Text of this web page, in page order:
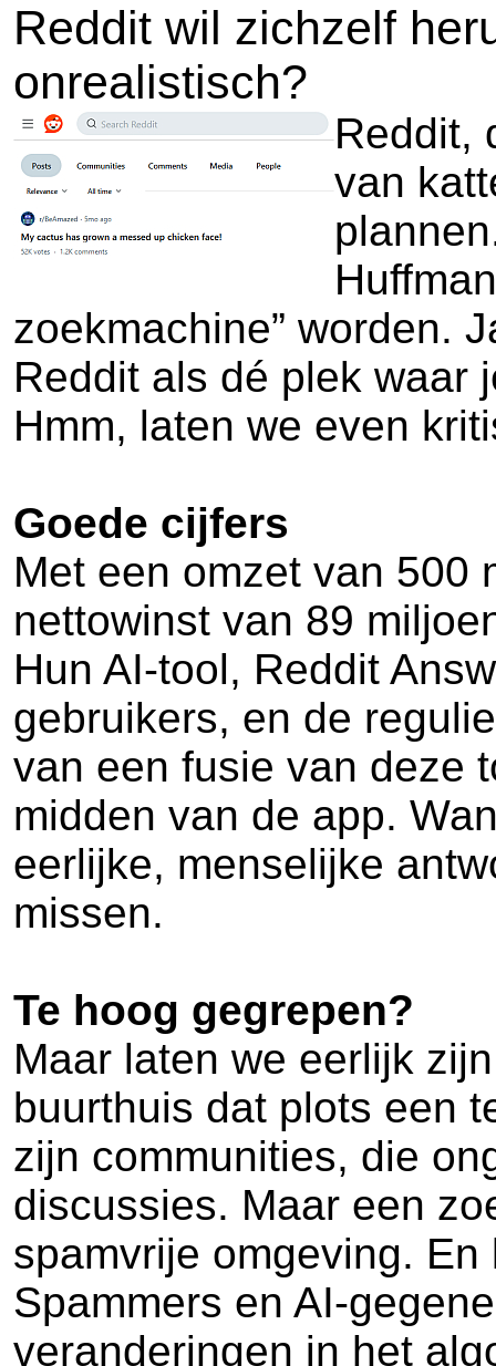
Reddit wil zichzelf
onrealistisch?
Reddit,
van
zoekmachine” worden.
Reddit als dé plek waar
Hmm, laten we even
Goede cijfers
Met een omzet van 500
nettowinst van 89
Hun AI-tool, Reddit
gebruikers, en de
van een fusie van deze
midden van de app.
eerlijke, menselijke
missen.
Te hoog gegrepen?
Maar laten we eerlijk
buurthuis dat plots een
zijn communities, die
discussies. Maar een
spamvrije omgeving.
Spammers en AI-
veranderingen in het